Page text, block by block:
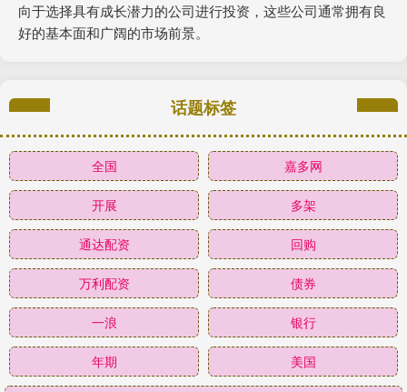
向于选择具有成长潜力的公司进行投资，这些公司通常拥有良
好的基本面和广阔的市场前景。
话题标签
全国 嘉多网
开展 多架
通达配资 回购
万利配资 债券
一浪 银行
年期 美国